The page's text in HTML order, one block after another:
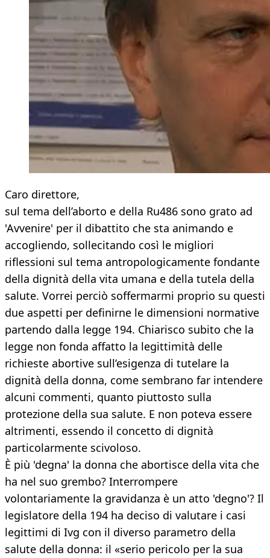
Caro direttore,
sul tema dell’aborto e della Ru486 sono grato ad
'Avvenire' per il dibattito che sta animando e
accogliendo, sollecitando così le migliori
riflessioni sul tema antropologicamente fondante
della dignità della vita umana e della tutela della
salute. Vorrei perciò soffermarmi proprio su questi
due aspetti per definirne le dimensioni normative
partendo dalla legge 194. Chiarisco subito che la
legge non fonda affatto la legittimità delle
richieste abortive sull’esigenza di tutelare la
dignità della donna, come sembrano far intendere
alcuni commenti, quanto piuttosto sulla
protezione della sua salute. E non poteva essere
altrimenti, essendo il concetto di dignità
particolarmente scivoloso.
È più 'degna' la donna che abortisce della vita che
ha nel suo grembo? Interrompere
volontariamente la gravidanza è un atto 'degno'? Il
legislatore della 194 ha deciso di valutare i casi
legittimi di Ivg con il diverso parametro della
salute della donna: il «serio pericolo per la sua